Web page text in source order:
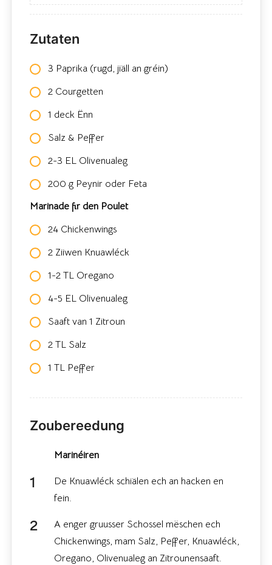
Zutaten
3 Paprika (rugd, jiäll an gréin)
2 Courgetten
1 deck Ënn
Salz & Peffer
2-3 EL Olivenualeg
200 g Peynir oder Feta
Marinade fir den Poulet
24 Chickenwings
2 Ziiwen Knuawléck
1-2 TL Oregano
4-5 EL Olivenualeg
Saaft van 1 Zitroun
2 TL Salz
1 TL Peffer
Zoubereedung
Marinéiren
De Knuawléck schiälen ech an hacken en
fein.
A enger gruusser Schossel mëschen ech
Chickenwings, mam Salz, Peffer, Knuawléck,
Oregano, Olivenualeg an Zitrounensaaft.